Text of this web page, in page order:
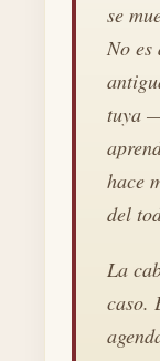
se
No es
tuya
hace
del
La
caso.